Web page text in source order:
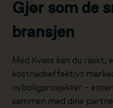
Gjør som de
bransjen
Med Kvass kan du raskt,
kostnadseffektivt
nyboligprosjekter –
sammen med dine